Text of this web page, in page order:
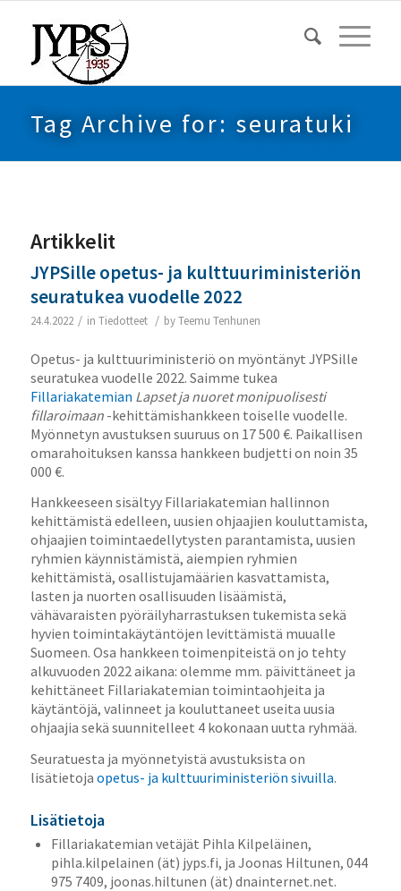
Tag Archive for: seuratuki
Artikkelit
JYPSille opetus- ja kulttuuriministeriön
seuratukea vuodelle 2022
24.4.2022 / in Tiedotteet / byTeemu Tenhunen
Opetus- ja kulttuuriministeriö on myöntänyt JYPSille
seuratukea vuodelle 2022. Saimme tukea
Fillariakatemian Lapset ja nuoret monipuolisesti
fillaroimaan-kehittämishankkeen toiselle vuodelle.
Myönnetyn avustuksen suuruus on 17 500 €. Paikallisen
omarahoituksen kanssa hankkeen budjetti on noin 35
000 €.
Hankkeeseen sisältyy Fillariakatemian hallinnon
kehittämistä edelleen, uusien ohjaajien kouluttamista,
ohjaajien toimintaedellytysten parantamista, uusien
ryhmien käynnistämistä, aiempien ryhmien
kehittämistä, osallistujamäärien kasvattamista,
lasten ja nuorten osallisuuden lisäämistä,
vähävaraisten pyöräilyharrastuksen tukemista sekä
hyvien toimintakäytäntöjen levittämistä muualle
Suomeen. Osa hankkeen toimenpiteistä on jo tehty
alkuvuoden 2022 aikana: olemme mm. päivittäneet ja
kehittäneet Fillariakatemian toimintaohjeita ja
käytäntöjä, valinneet ja kouluttaneet useita uusia
ohjaajia sekä suunnitelleet 4 kokonaan uutta ryhmää.
Seuratuesta ja myönnetyistä avustuksista on
lisätietoja opetus- ja kulttuuriministeriön sivuilla.
Lisätietoja
Fillariakatemian vetäjät Pihla Kilpeläinen,
pihla.kilpelainen (ät) jyps.fi, ja Joonas Hiltunen, 044
975 7409, joonas.hiltunen (ät) dnainternet.net.